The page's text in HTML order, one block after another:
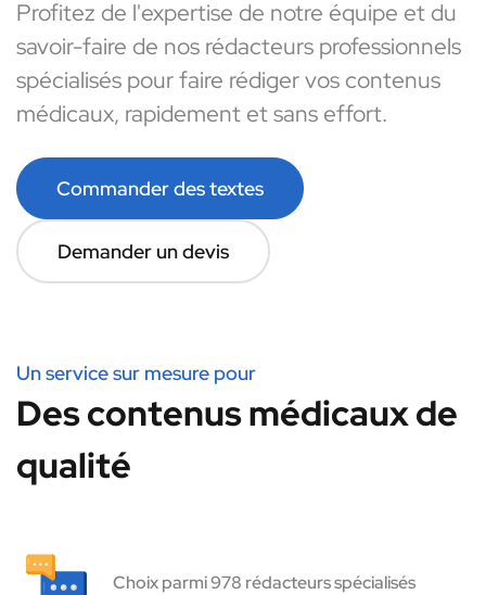
Profitez de l'expertise de notre équipe et du
savoir-faire de nos rédacteurs professionnels
spécialisés pour faire rédiger vos contenus
médicaux, rapidement et sans effort.
Commander des textes
Demander un devis
Un service sur mesure pour
Des contenus médicaux de
qualité
Choix parmi 978 rédacteurs spécialisés